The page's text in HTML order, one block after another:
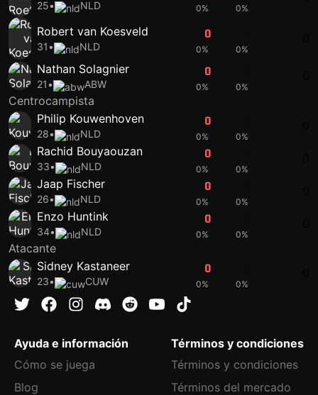
25• NLD 0% 0%
Robert van Koesveld
31• NLD
0
0% 0%
Nathan Solagnier
21• ABW
0
0% 0%
Centrocampista
Philip Kouwenhoven
28• NLD
0
0% 0%
Rachid Bouyaouzan
33• NLD
0
0% 0%
Jaap Fischer
26• NLD
0
0% 0%
Enzo Huntink
34• NLD
0
0% 0%
Atacante
Sidney Kastaneer
23• CUW
0
0% 0%
Ayuda e información
Cómo se juega
Blog
Términos y condiciones
Términos y condiciones
Términos del mercado